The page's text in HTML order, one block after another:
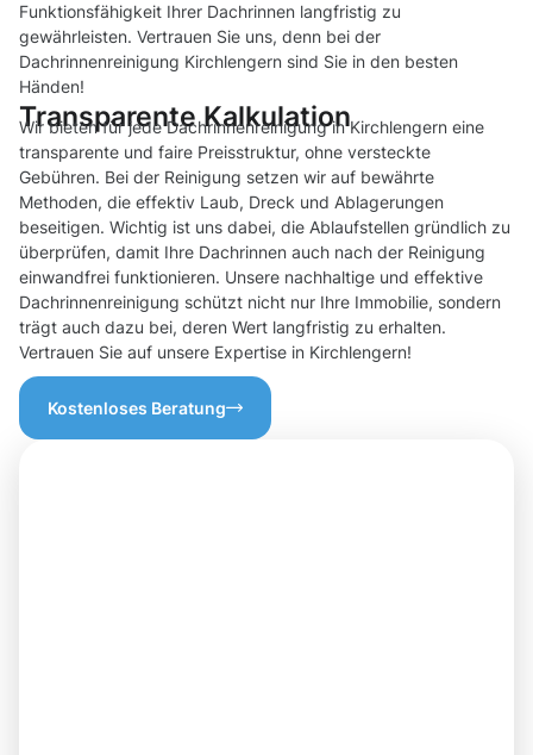
Funktionsfähigkeit Ihrer Dachrinnen langfristig zu
gewährleisten. Vertrauen Sie uns, denn bei der
Dachrinnenreinigung Kirchlengern sind Sie in den besten
Händen!
Transparente Kalkulation
Wir bieten für jede Dachrinnenreinigung in Kirchlengern eine
transparente und faire Preisstruktur, ohne versteckte
Gebühren. Bei der Reinigung setzen wir auf bewährte
Methoden, die effektiv Laub, Dreck und Ablagerungen
beseitigen. Wichtig ist uns dabei, die Ablaufstellen gründlich zu
überprüfen, damit Ihre Dachrinnen auch nach der Reinigung
einwandfrei funktionieren. Unsere nachhaltige und effektive
Dachrinnenreinigung schützt nicht nur Ihre Immobilie, sondern
trägt auch dazu bei, deren Wert langfristig zu erhalten.
Vertrauen Sie auf unsere Expertise in Kirchlengern!
Kostenloses Beratung